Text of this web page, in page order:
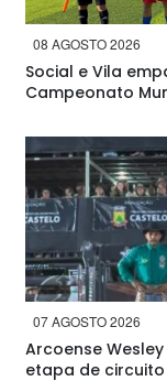
08 AGOSTO 2026
Social e Vila
Campeonato
07 AGOSTO 2026
Arcoense
etapa de circuito